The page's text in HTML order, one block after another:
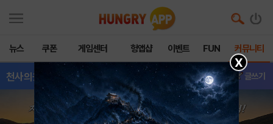
뉴스 쿠폰 게임센터 헝앱샵 이벤트 FUN 커뮤니티
천사의옷장 - 이벤트 글쓰기
X